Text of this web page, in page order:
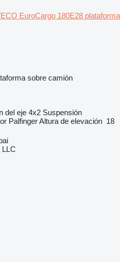
EuroCargo 180E28 plataforma
sobre camión
del eje 4x2 Suspensión
PalfingerAltura de elevación 18
LLC